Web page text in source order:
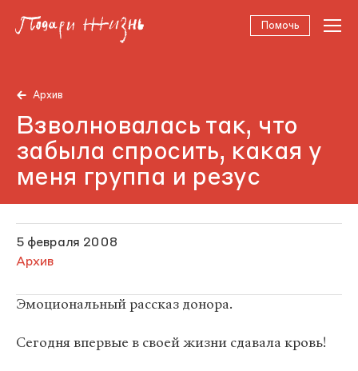
Помочь
Архив
Взволновалась так, что
забыла спросить, какая у
меня группа и резус
5 февраля 2008
Архив
Эмоциональный рассказ донора.
Сегодня впервые в своей жизни сдавала кровь!